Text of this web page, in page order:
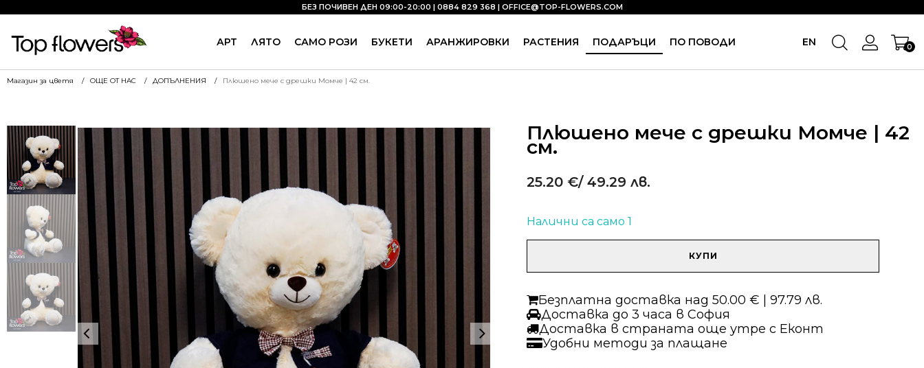
АРТ ЛЯТО САМО РОЗИ БУКЕТИ АРАНЖИРОВКИ РАСТЕНИЯ ПОДАРЪЦИ ПО ПОВОДИ EN 0
БЕЗ ПОЧИВЕН ДЕН 09:00-20:00 | 0884 829 368 | OFFICE@TOP-FLOWERS.COM
Магазин за цветя ОЩЕ ОТ НАС ДОПЪЛНЕНИЯ Плюшено мече с дрешки Момче | 42 см.
Плюшено мече с дрешки Момче | 42
см.
25.20 €/ 49.29 лв.
Налични са само 1
мече
с
дрешки
Момче
КУПИ
Безплатна доставка над 50.00 € | 97.79 лв.
Доставка до 3 часа в София
Доставка в страната още утре с Еконт
Удобни методи за плащане